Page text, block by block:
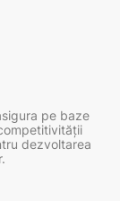
pe baze
dezvoltarea